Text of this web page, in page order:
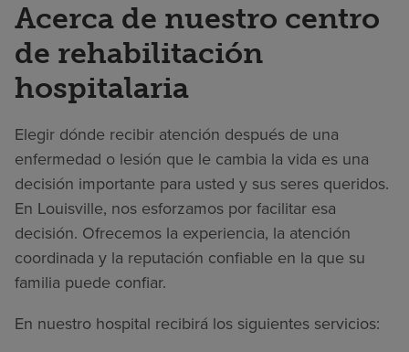
Acerca de nuestro centro
de rehabilitación
hospitalaria
Elegir dónde recibir atención después de una
enfermedad o lesión que le cambia la vida es una
decisión importante para usted y sus seres queridos.
En Louisville, nos esforzamos por facilitar esa
decisión. Ofrecemos la experiencia, la atención
coordinada y la reputación confiable en la que su
familia puede confiar.
En nuestro hospital recibirá los siguientes servicios: